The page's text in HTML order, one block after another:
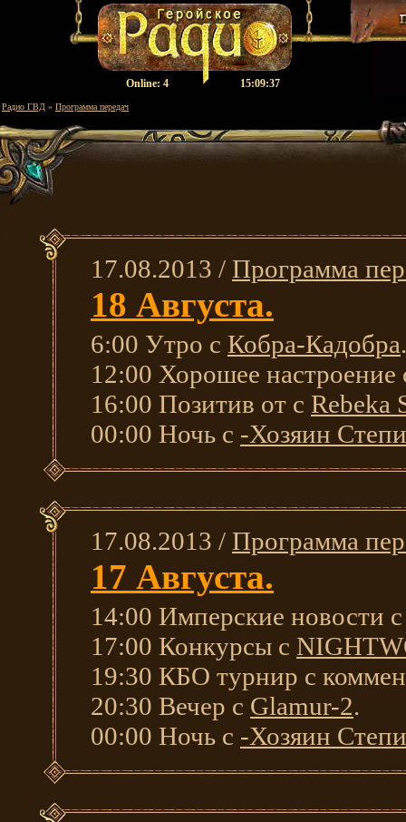
Оnline:4 15:09:38
Радио ГВД » Программа передач
17.08.2013 / Программа
18 Августа.
6:00 Утро с Кобра-Кадобра.
12:00 Хорошее настроение
16:00 Позитив от с Rebeka
00:00 Ночь с -Хозяин
17.08.2013 / Программа
17 Августа.
14:00 Имперские новости
17:00 Конкурсы с
19:30 КБО турнир с
20:30 Вечер с Glamur-2.
00:00 Ночь с -Хозяин